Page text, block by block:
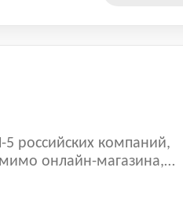
российских компаний,
онлайн-магазина,
Яндекс. Маркет и